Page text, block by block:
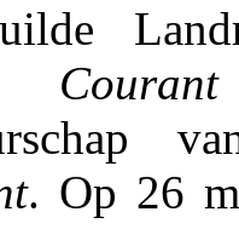
Courant
. Op 26